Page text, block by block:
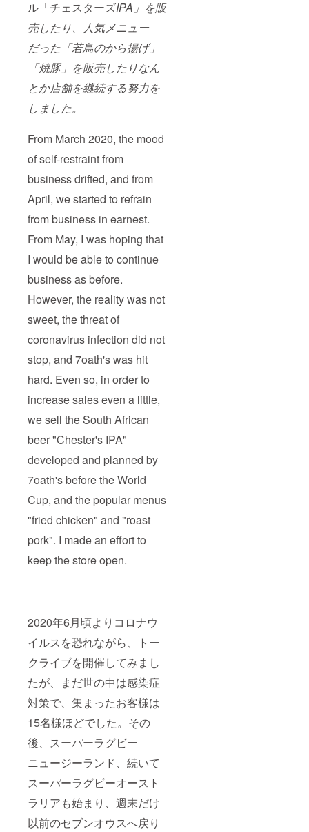
ル「チェスターズIPA」を販
売したり、人気メニュー
だった「若鳥のから揚げ」
「焼豚」を販売したりなん
とか店舗を継続する努力を
しました。
From March 2020, the mood
of self-restraint from
business drifted, and from
April, we started to refrain
from business in earnest.
From May, I was hoping that
I would be able to continue
business as before.
However, the reality was not
sweet, the threat of
coronavirus infection did not
stop, and 7oath's was hit
hard. Even so, in order to
increase sales even a little,
we sell the South African
beer "Chester's IPA"
developed and planned by
7oath's before the World
Cup, and the popular menus
"fried chicken" and "roast
pork". I made an effort to
keep the store open.
2020年6月頃よりコロナウ
イルスを恐れながら、トー
クライブを開催してみまし
たが、まだ世の中は感染症
対策で、集まったお客様は
15名様ほどでした。その
後、スーパーラグビー
ニュージーランド、続いて
スーパーラグビーオースト
ラリアも始まり、週末だけ
以前のセブンオウスへ戻り